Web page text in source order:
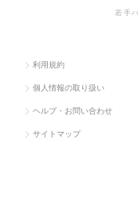
若手
利用規約
個人情報の取り扱い
ヘルプ・お問い合わせ
サイトマップ